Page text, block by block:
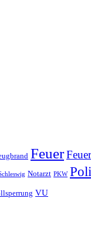
Feuer
Notarzt PKW
VU